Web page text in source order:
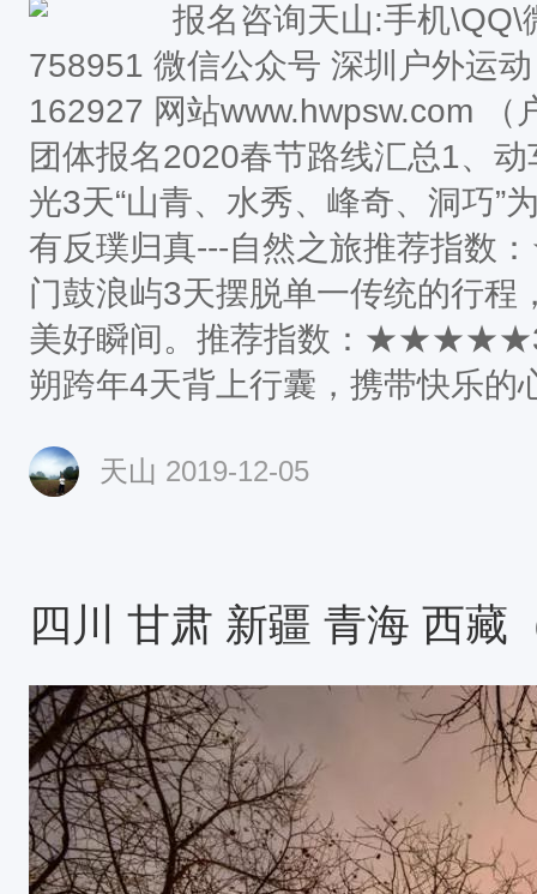
报名咨询天山:手机
758951 微信公众号 深圳户外运
162927 网站www.hwpsw.com （
团体报名2020春节路线汇总1、
光3天“山青、水秀、峰奇、洞巧”
有反璞归真---自然之旅推荐指
门鼓浪屿3天摆脱单一传统的行程
美好瞬间。推荐指数：★★★★★3
朔跨年4天背上行囊，携带快乐的
山脉脉碧水漾春情的大自然
4天奇峰三千秀水八百·呼吸中国
林海观星望月，淡泊心志，宁静
天山 2019-12-05
四川 甘肃 新疆 青海 西藏